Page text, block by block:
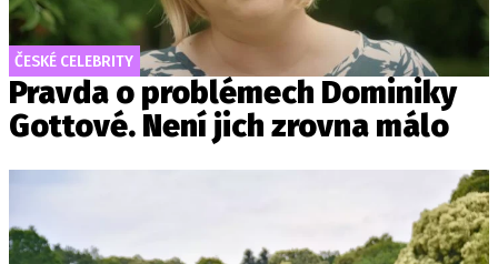
ČESKÉ CELEBRITY
Pravda o problémech Dominiky
Gottové. Není jich zrovna málo